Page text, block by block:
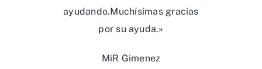
ayudando.Muchísimas gracias
por su ayuda.»
MiR Gimenez